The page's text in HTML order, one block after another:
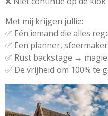
Met mij krijgen jullie:
✅ Eén iemand die alles
✅ Een planner,
✅ Rust backstage →
✅ De vrijheid om 100% te